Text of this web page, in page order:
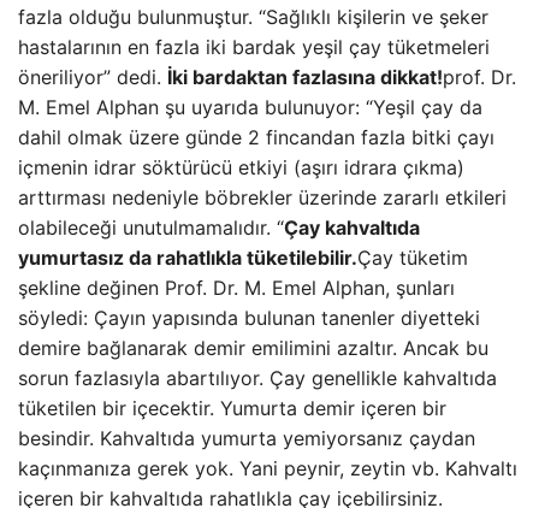
fazla olduğu bulunmuştur. “Sağlıklı kişilerin ve şeker
hastalarının en fazla iki bardak yeşil çay tüketmeleri
öneriliyor” dedi. İki bardaktan fazlasına dikkat!prof. Dr.
M. Emel Alphan şu uyarıda bulunuyor: “Yeşil çay da
dahil olmak üzere günde 2 fincandan fazla bitki çayı
içmenin idrar söktürücü etkiyi (aşırı idrara çıkma)
arttırması nedeniyle böbrekler üzerinde zararlı etkileri
olabileceği unutulmamalıdır. “Çay kahvaltıda
yumurtasız da rahatlıkla tüketilebilir.Çay tüketim
şekline değinen Prof. Dr. M. Emel Alphan, şunları
söyledi: Çayın yapısında bulunan tanenler diyetteki
demire bağlanarak demir emilimini azaltır. Ancak bu
sorun fazlasıyla abartılıyor. Çay genellikle kahvaltıda
tüketilen bir içecektir. Yumurta demir içeren bir
besindir. Kahvaltıda yumurta yemiyorsanız çaydan
kaçınmanıza gerek yok. Yani peynir, zeytin vb. Kahvaltı
içeren bir kahvaltıda rahatlıkla çay içebilirsiniz.